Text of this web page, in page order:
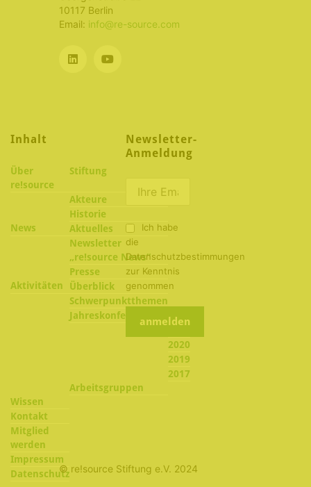
10117 Berlin
Email: info@re-source.com
Inhalt
Über
re!source
Stiftung
Akteure
Historie
News
Aktuelles
Newsletter
„re!source News“
Presse
Aktivitäten
Überblick
Schwerpunktthemen
Jahreskonferenzen
2022
2020
2019
2017
Arbeitsgruppen
Wissen
Kontakt
Mitglied
werden
Impressum
Datenschutz
Newsletter-
Anmeldung
Ich habe
die
Datenschutzbestimmungen
zur Kenntnis
genommen
© re!source Stiftung e.V. 2024